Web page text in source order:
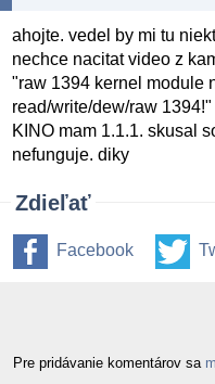
ahojte. vedel by mi tu
nechce nacitat video z
"raw 1394 kernel module
read/write/dew/raw
KINO mam 1.1.1. skusal
nefunguje. diky
Zdieľať
Facebook
Pre pridávanie komentárov sa